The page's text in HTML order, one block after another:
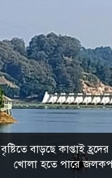
বৃষ্টিতে বাড়ছে কাপ্তাই
খোলা হতে পারে